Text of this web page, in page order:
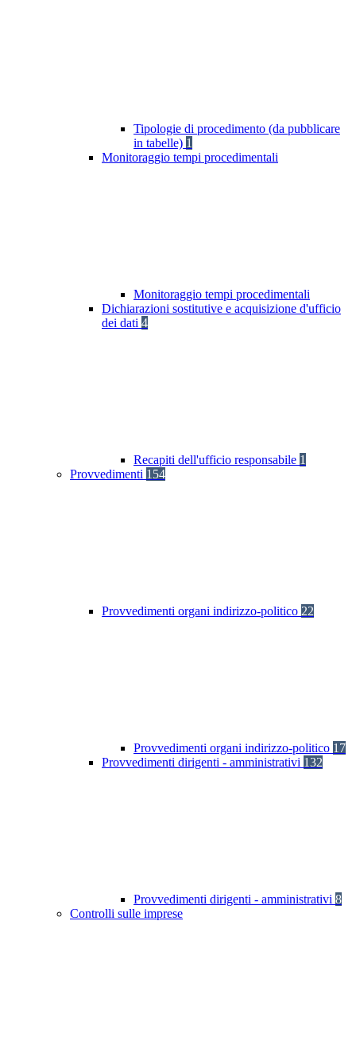
Tipologie di procedimento (da pubblicare
in tabelle) 1
Monitoraggio tempi procedimentali
Monitoraggio tempi procedimentali
Dichiarazioni sostitutive e acquisizione d'ufficio
dei dati 4
Recapiti dell'ufficio responsabile 1
Provvedimenti 154
Provvedimenti organi indirizzo-politico 22
Provvedimenti organi indirizzo-politico 17
Provvedimenti dirigenti - amministrativi 132
Provvedimenti dirigenti - amministrativi 8
Controlli sulle imprese